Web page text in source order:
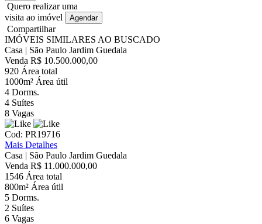
Quero realizar uma
visita ao imóvel
Agendar
Compartilhar
IMÓVEIS SIMILARES AO BUSCADO
Casa | São Paulo Jardim Guedala
Venda R$ 10.500.000,00
920 Área total
1000m² Área útil
4 Dorms.
4 Suítes
8 Vagas
Cod: PR19716
Mais Detalhes
Casa | São Paulo Jardim Guedala
Venda R$ 11.000.000,00
1546 Área total
800m² Área útil
5 Dorms.
2 Suítes
6 Vagas